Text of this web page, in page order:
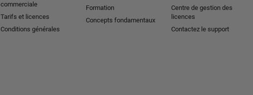
commerciale
Tarifs et licences
Conditions générales
Formation
Concepts fondamentaux
Centre de gestion des
licences
Contactez le support